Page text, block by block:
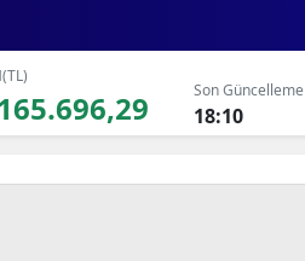
Son Güncelleme
18:10